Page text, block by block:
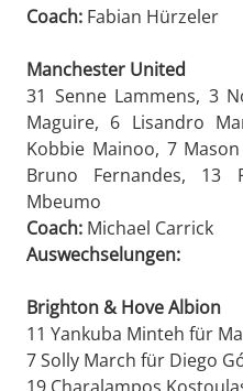
Coach: Fabian Hürzeler
Manchester United
31 Senne Lammens, 3
Maguire, 6 Lisandro
Kobbie Mainoo, 7
Bruno Fernandes, 13
Mbeumo
Coach: Michael Carrick
Auswechselungen:
Brighton & Hove Albion
11 Yankuba Minteh für
7 Solly March für Diego
19 Charalampos